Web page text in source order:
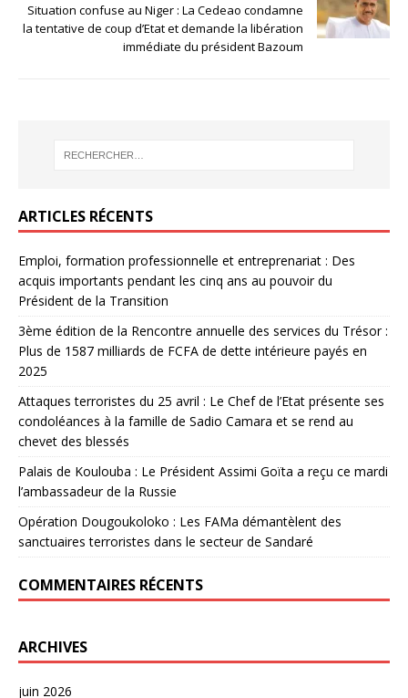
Situation confuse au Niger : La Cedeao condamne
la tentative de coup d’Etat et demande la libération
immédiate du président Bazoum
ARTICLES RÉCENTS
Emploi, formation professionnelle et entreprenariat : Des
acquis importants pendant les cinq ans au pouvoir du
Président de la Transition
3ème édition de la Rencontre annuelle des services du Trésor :
Plus de 1587 milliards de FCFA de dette intérieure payés en
2025
Attaques terroristes du 25 avril : Le Chef de l’Etat présente ses
condoléances à la famille de Sadio Camara et se rend au
chevet des blessés
Palais de Koulouba : Le Président Assimi Goïta a reçu ce mardi
l’ambassadeur de la Russie
Opération Dougoukoloko : Les FAMa démantèlent des
sanctuaires terroristes dans le secteur de Sandaré
COMMENTAIRES RÉCENTS
ARCHIVES
juin 2026